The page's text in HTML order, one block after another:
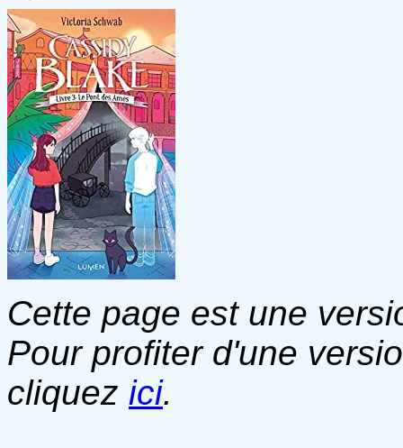
Cette page est une
Pour profiter d'une
cliquez ici.